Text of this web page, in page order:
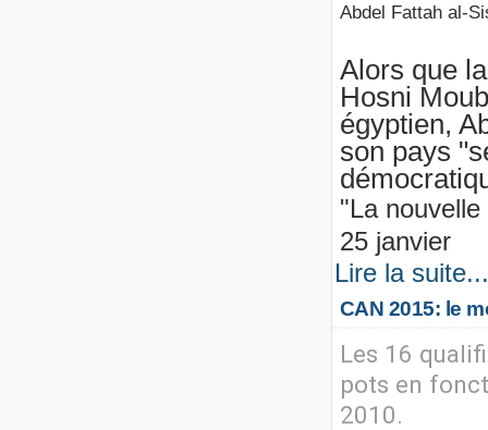
Abdel Fattah al-
Alors que
Hosni
égyptien,
son pays
"La
25 janvier
Lire la suite...
CAN 2015: le
Les 16
pots en
2010.